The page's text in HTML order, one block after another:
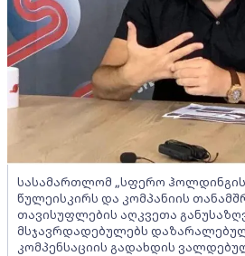
სასამართლომ „სფერო
წულეისკირს და კომპანიის
თავისუფლების აღკვეთა
მსჯავრდადებულებს
კომპენსაციის გადახდის